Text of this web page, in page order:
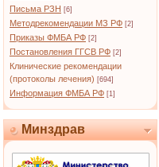
Письма РЗН [6]
Методрекомендации МЗ РФ [2]
Приказы ФМБА РФ [2]
Постановления ГГСВ РФ [2]
Клинические рекомендации
(протоколы лечения) [694]
Информация ФМБА РФ [1]
Минздрав